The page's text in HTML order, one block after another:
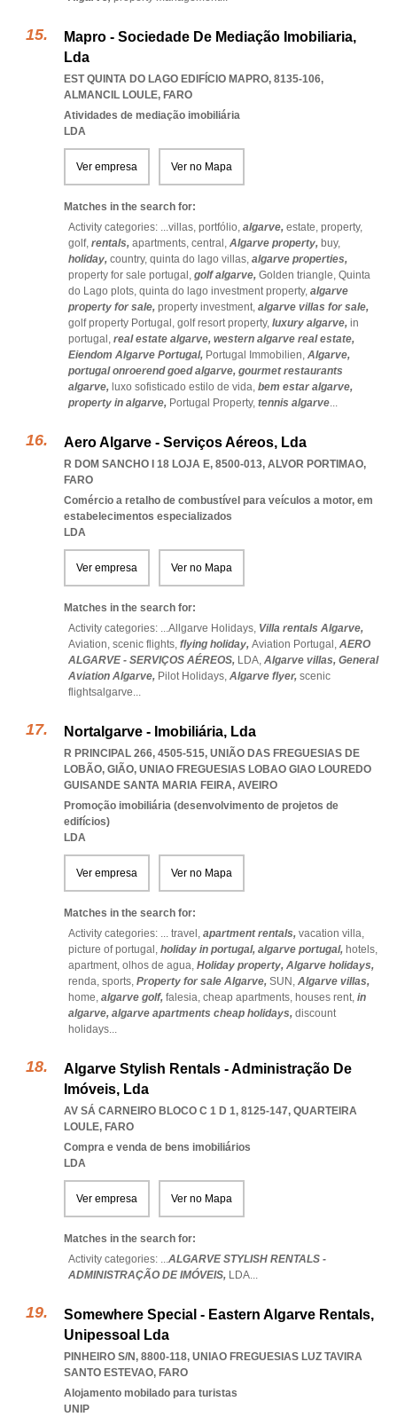
Mapro - Sociedade De Mediação Imobiliaria,
Lda
EST QUINTA DO LAGO EDIFÍCIO MAPRO, 8135-106,
ALMANCIL LOULE, FARO
Atividades de mediação imobiliária
LDA
Ver empresa Ver no Mapa
Matches in the search for:
Activity categories: ...villas, portfólio, algarve, estate, property,
golf, rentals, apartments, central, Algarve property, buy,
holiday, country, quinta do lago villas, algarve properties,
property for sale portugal, golf algarve, Golden triangle, Quinta
do Lago plots, quinta do lago investment property, algarve
property for sale, property investment, algarve villas for sale,
golf property Portugal, golf resort property, luxury algarve, in
portugal, real estate algarve, western algarve real estate,
Eiendom Algarve Portugal, Portugal Immobilien, Algarve,
portugal onroerend goed algarve, gourmet restaurants
algarve, luxo sofisticado estilo de vida, bem estar algarve,
property in algarve, Portugal Property, tennis algarve...
Aero Algarve - Serviços Aéreos, Lda
R DOM SANCHO I 18 LOJA E, 8500-013, ALVOR PORTIMAO,
FARO
Comércio a retalho de combustível para veículos a motor, em
estabelecimentos especializados
LDA
Ver empresa Ver no Mapa
Matches in the search for:
Activity categories: ...Allgarve Holidays, Villa rentals Algarve,
Aviation, scenic flights, flying holiday, Aviation Portugal, AERO
ALGARVE - SERVIÇOS AÉREOS, LDA, Algarve villas, General
Aviation Algarve, Pilot Holidays, Algarve flyer, scenic
flightsalgarve...
Nortalgarve - Imobiliária, Lda
R PRINCIPAL 266, 4505-515, UNIÃO DAS FREGUESIAS DE
LOBÃO, GIÃO, UNIAO FREGUESIAS LOBAO GIAO LOUREDO
GUISANDE SANTA MARIA FEIRA, AVEIRO
Promoção imobiliária (desenvolvimento de projetos de
edifícios)
LDA
Ver empresa Ver no Mapa
Matches in the search for:
Activity categories: ... travel, apartment rentals, vacation villa,
picture of portugal, holiday in portugal, algarve portugal, hotels,
apartment, olhos de agua, Holiday property, Algarve holidays,
renda, sports, Property for sale Algarve, SUN, Algarve villas,
home, algarve golf, falesia, cheap apartments, houses rent, in
algarve, algarve apartments cheap holidays, discount
holidays...
Algarve Stylish Rentals - Administração De
Imóveis, Lda
AV SÁ CARNEIRO BLOCO C 1 D 1, 8125-147, QUARTEIRA
LOULE, FARO
Compra e venda de bens imobiliários
LDA
Ver empresa Ver no Mapa
Matches in the search for:
Activity categories: ...ALGARVE STYLISH RENTALS -
ADMINISTRAÇÃO DE IMÓVEIS, LDA...
Somewhere Special - Eastern Algarve Rentals,
Unipessoal Lda
PINHEIRO S/N, 8800-118, UNIAO FREGUESIAS LUZ TAVIRA
SANTO ESTEVAO, FARO
Alojamento mobilado para turistas
UNIP